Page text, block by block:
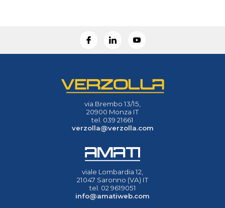
via Brembo 13/15,
20900 Monza IT
tel. 039 21661
verzolla@verzolla.com
viale Lombardia 12,
21047 Saronno (VA) IT
tel. 02 9619051
info@amatiweb.com